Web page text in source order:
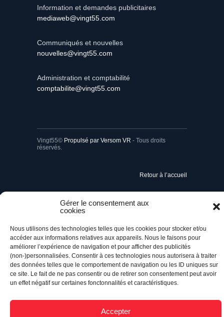
Gérer le consentement aux
cookies
Nous utilisons des technologies telles que les cookies pour stocker et/ou
accéder aux informations relatives aux appareils. Nous le faisons pour
améliorer l’expérience de navigation et pour afficher des publicités
(non-)personnalisées. Consentir à ces technologies nous autorisera à traiter
des données telles que le comportement de navigation ou les ID uniques sur
ce site. Le fait de ne pas consentir ou de retirer son consentement peut avoir
un effet négatif sur certaines fonctonnalités et caractéristiques.
Accepter
Information et demandes publicitaires
mediaweb@vingt55.com
Communiqués et nouvelles
nouvelles@vingt55.com
Administration et comptabilité
comptabilite@vingt55.com
Vingt55© Propulsé par Versom VR - Tous droits
réservés.
Retour à l’accueil